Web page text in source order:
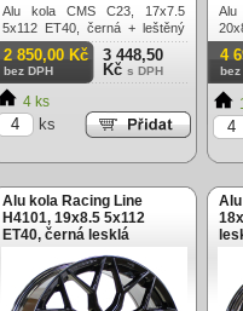
Alu kola CMS C23, 17x7.5
5x112 ET40, černá + leštěný
límec
2 850,00 Kč
bez DPH
3 448,50
Kč s DPH
4 ks
ks
Alu
4
bez
Alu kola Racing Line
H4101, 19x8.5 5x112
ET40, černá lesklá